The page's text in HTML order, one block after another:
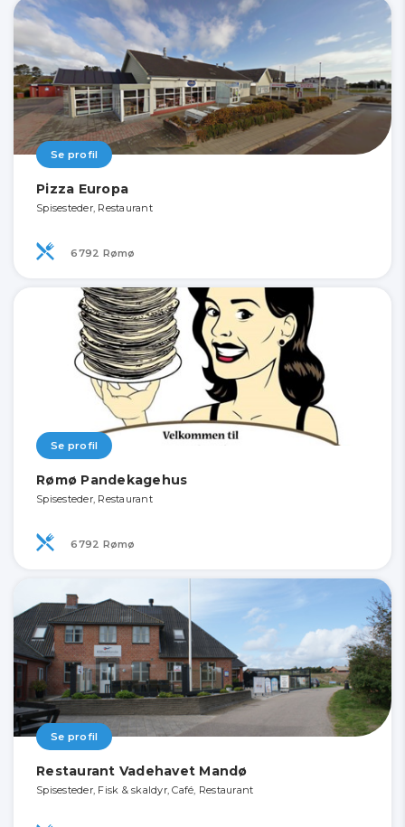
Se profil
Pizza Europa
Spisesteder, Restaurant
6792 Rømø
Se profil
Rømø Pandekagehus
Spisesteder, Restaurant
6792 Rømø
Se profil
Restaurant Vadehavet Mandø
Spisesteder, Fisk & skaldyr, Café, Restaurant